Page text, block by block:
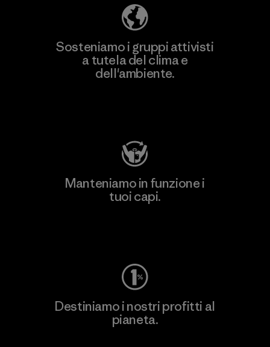
Sosteniamo i gruppi attivisti
a tutela del clima e
dell'ambiente.
Manteniamo in funzione i
tuoi capi.
Destiniamo i nostri profitti al
pianeta.